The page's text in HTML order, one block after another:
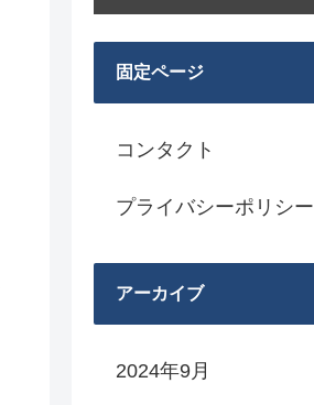
固定ページ
コンタクト
プライバシーポリシー
アーカイブ
2024年9月